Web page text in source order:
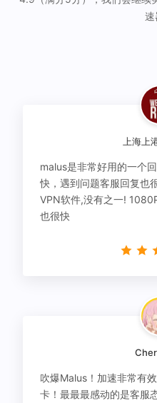
速
上海上
malus是非常好用的一个
快，遇到问题客服回复也
VPN软件,没有之一!
也很快
吹爆Malus！加速非常有
卡！最最最感动的是客服